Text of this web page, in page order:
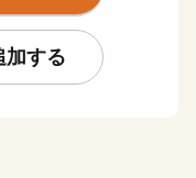
加する